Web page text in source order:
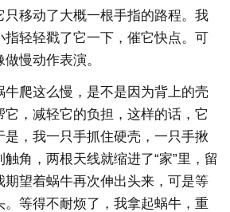
只移动了大概一根手指的路程。我
指轻轻戳了它一下，催它快点。可
慢动作表演。
牛爬这么慢，是不是因为背上的壳
它，减轻它的负担，这样的话，它
是，我一只手抓住硬壳，一只手揪
角，两根天线就缩进了“家”里，留
期望着蜗牛再次伸出头来，可是等
。等得不耐烦了，我拿起蜗牛，重